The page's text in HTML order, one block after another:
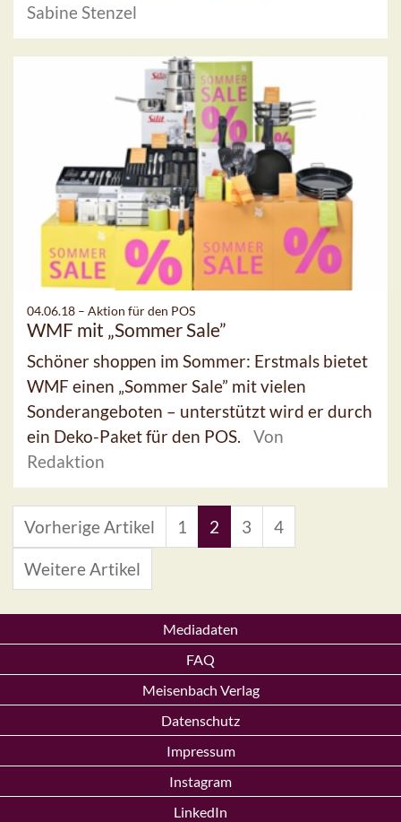
Sabine Stenzel
04.06.18 – Aktion für den POS
WMF mit „Sommer Sale”
Schöner shoppen im Sommer: Erstmals bietet
WMF einen „Sommer Sale” mit vielen
Sonderangeboten – unterstützt wird er durch
ein Deko-Paket für den POS.
Von
Redaktion
Vorherige Artikel 1 2 3 4
Weitere Artikel
Mediadaten
FAQ
Meisenbach Verlag
Datenschutz
Impressum
Instagram
LinkedIn